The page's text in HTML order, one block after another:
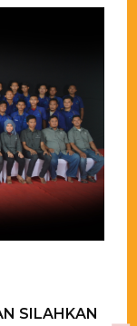
SILAHKAN